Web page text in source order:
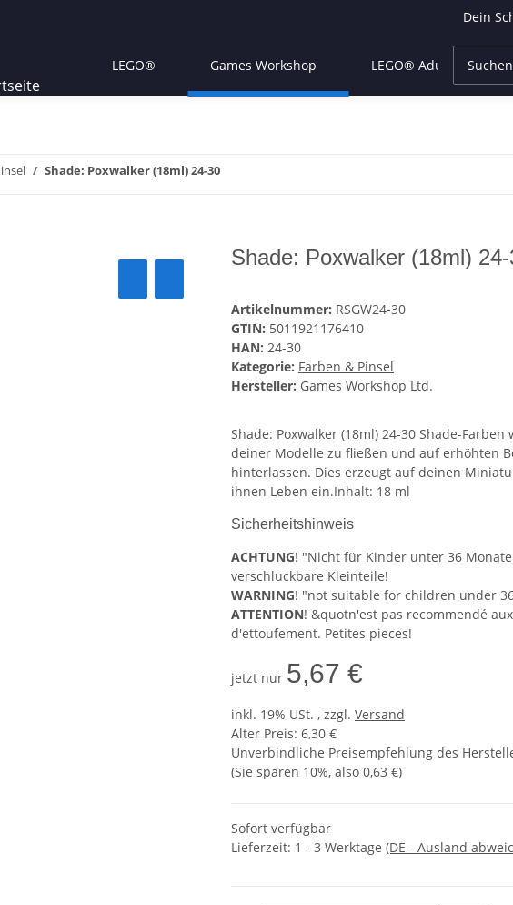
Dein
LEGO® Games Workshop LEGO® Adult Builder
Shade: Poxwalker (18ml) 24-30
Shade: Poxwalker (18ml)
Artikelnummer: RSGW24-30
GTIN: 5011921176410
HAN: 24-30
Kategorie: Farben & Pinsel
Hersteller: Games Workshop Ltd.
Shade: Poxwalker (18ml) 24-30 Shade-
deiner Modelle zu fließen und auf erhöhten
hinterlassen. Dies erzeugt auf deinen
ihnen Leben ein.Inhalt: 18 ml
Sicherheitshinweis
ACHTUNG! "Nicht für Kinder unter 36
verschluckbare Kleinteile!
WARNING! "not suitable for children under
ATTENTION! &quotn'est pas recommendé
d'ettoufement. Petites pieces!
jetzt nur 5,67 €
inkl. 19% USt. , zzgl. Versand
Alter Preis: 6,30 €
Unverbindliche Preisempfehlung des
(Sie sparen 10%, also 0,63 €)
Sofort verfügbar
Lieferzeit: 1 - 3 Werktage (DE - Ausland